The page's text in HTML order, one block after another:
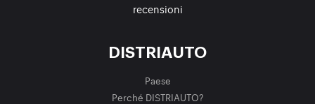
recensioni
DISTRIAUTO
Paese
Perché DISTRIAUTO?